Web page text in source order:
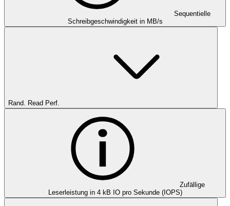
Sequentielle
Schreibgeschwindigkeit in MB/s
Rand. Read Perf.
Zufällige
Leserleistung in 4 kB IO pro Sekunde (IOPS)